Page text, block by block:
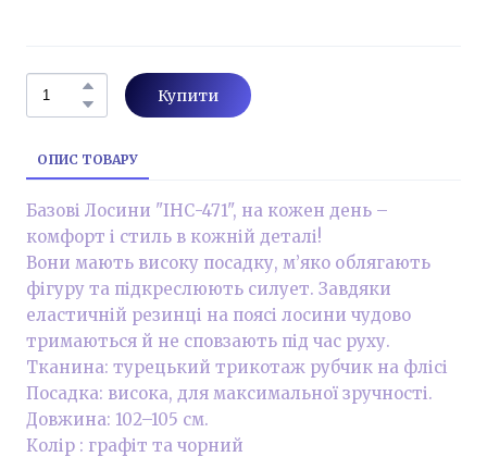
Купити
ОПИС ТОВАРУ
Базові Лосини "ІНС-471", на кожен день –
комфорт і стиль в кожній деталі!
Вони мають високу посадку, м’яко облягають
фігуру та підкреслюють силует. Завдяки
еластичній резинці на поясі лосини чудово
тримаються й не сповзають під час руху.
Тканина: турецький трикотаж рубчик на флісі
Посадка: висока, для максимальної зручності.
Довжина: 102–105 см.
Колір : графіт та чорний